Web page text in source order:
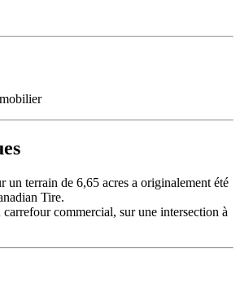
un terrain de 6,65 acres a originalement été
Tire.
commercial, sur une intersection à